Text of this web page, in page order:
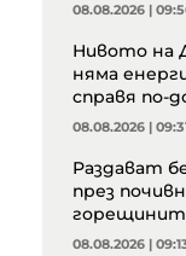
08.08.2026 |
Нивото на
няма
справя по-
08.08.2026 |
Раздават
през
08.08.2026 |